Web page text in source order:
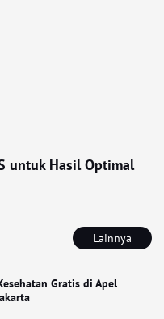
Lainnya
Gratis di Apel
untuk Hasil Optimal